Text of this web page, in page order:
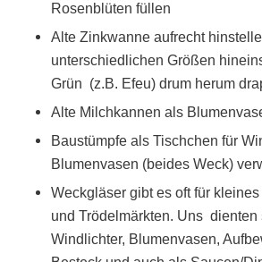
Rosenblüten füllen
Alte Zinkwanne aufrecht
unterschiedlichen Größen
Grün (z.B. Efeu) drum herum
Alte Milchkannen als
Baustümpfe als Tischchen für
Blumenvasen (beides Weck)
Weckgläser gibt es oft für
und Trödelmärkten. Uns dienten
Windlichter, Blumenvasen,